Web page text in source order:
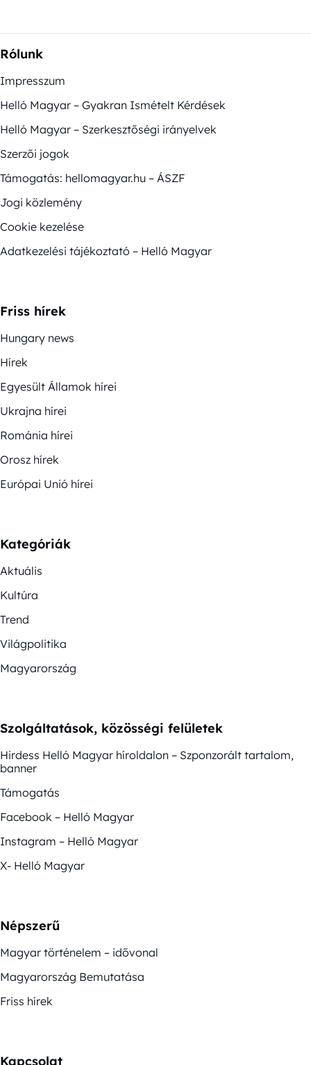
Rólunk
Impresszum
Helló Magyar – Gyakran Ismételt Kérdések
Helló Magyar – Szerkesztőségi irányelvek
Szerzői jogok
Támogatás: hellomagyar.hu – ÁSZF
Jogi közlemény
Cookie kezelése
Adatkezelési tájékoztató – Helló Magyar
Friss hírek
Hungary news
Hírek
Egyesült Államok hírei
Ukrajna hírei
Románia hírei
Orosz hírek
Európai Unió hírei
Kategóriák
Aktuális
Kultúra
Trend
Világpolitika
Magyarország
Szolgáltatások, közösségi felületek
Hirdess Helló Magyar híroldalon – Szponzorált tartalom,
banner
Támogatás
Facebook – Helló Magyar
Instagram – Helló Magyar
X- Helló Magyar
Népszerű
Magyar történelem – idővonal
Magyarország Bemutatása
Friss hírek
Kapcsolat